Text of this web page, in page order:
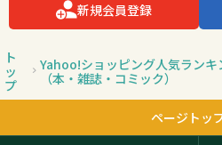
新規会員登録
ト
ッ
プ
Yahoo!ショッピング人気ランキ
（本・雑誌・コミック）
ページトッ